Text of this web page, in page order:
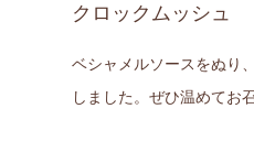
クロックムッシュ
ベシャメルソースをぬり
しました。ぜひ温めてお